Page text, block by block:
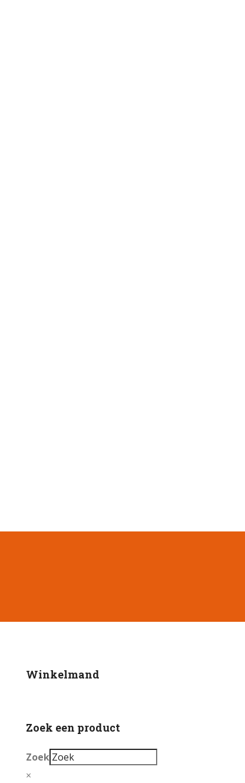
Winkelmand
Zoek een product
Zoek
×